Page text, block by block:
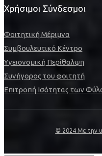
Χρήσιμοι Σύνδεσμοι
Φοιτητική Μέριμνα
Συμβουλευτικό Κέντρο
Υγειονομική Περίθαλψη
Συνήγορος του φοιτητή
Επιτροπή Ισότητας των
© 2024 Με την